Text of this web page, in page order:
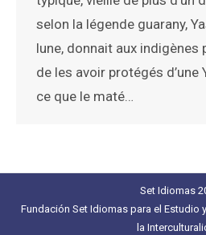
selon la légende guarany,
lune, donnait aux indigènes
de les avoir protégés d’une
ce que le maté…
Set Idiomas
Fundación Set Idiomas para el Estudio
la